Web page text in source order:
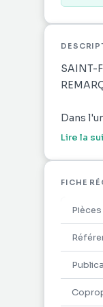
SAINT-
Dans
golf
sans
depuis
Le
Lire la
FICHE
Pièces